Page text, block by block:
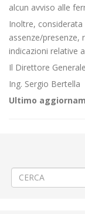
alcun avviso alle
Inoltre, considerata
assenze/presenze,
indicazioni relative
Il Direttore Generale
Ing. Sergio Bertella
Ultimo